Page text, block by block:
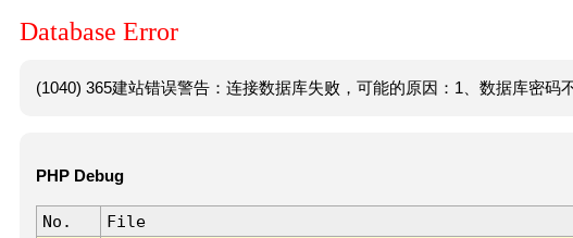
Database Error
(1040) 365建站错误警告：连接数据库失败，可能的原因：1、数据库密码
PHP Debug
No. File